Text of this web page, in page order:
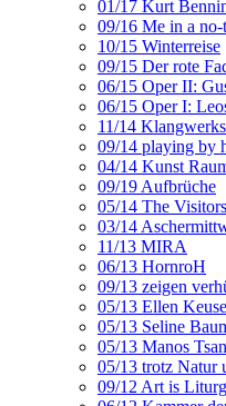
01/17 Kurt
09/16 Me in a no-
10/15 Winterreise
09/15 Der rote
06/15 Oper II:
06/15 Oper I:
11/14
09/14 playing by
04/14 Kunst
09/19 Aufbrüche
05/14 The Visitors
03/14
11/13 MIRA
06/13 HornroH
09/13 zeigen
05/13 Ellen
05/13 Seline
05/13 Manos
05/13 trotz Natur
09/12 Art is